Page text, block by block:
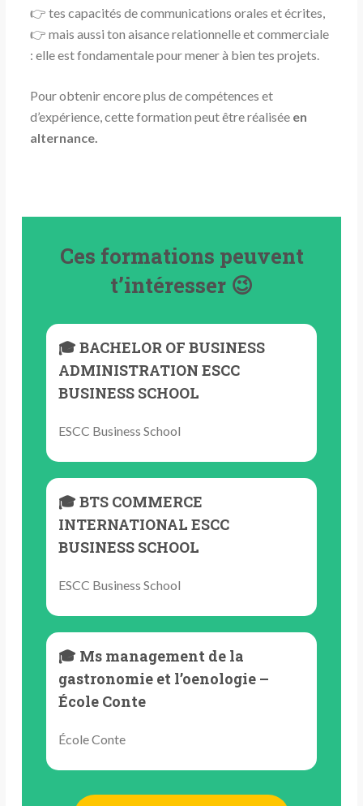
👉 tes capacités de communications orales et écrites,
👉 mais aussi ton aisance relationnelle et commerciale
: elle est fondamentale pour mener à bien tes projets.
Pour obtenir encore plus de compétences et
d’expérience, cette formation peut être réalisée en
alternance.
Ces formations peuvent
t’intéresser 😉
🎓 BACHELOR OF BUSINESS
ADMINISTRATION ESCC
BUSINESS SCHOOL
ESCC Business School
🎓 BTS COMMERCE
INTERNATIONAL ESCC
BUSINESS SCHOOL
ESCC Business School
🎓 Ms management de la
gastronomie et l’oenologie –
École Conte
École Conte